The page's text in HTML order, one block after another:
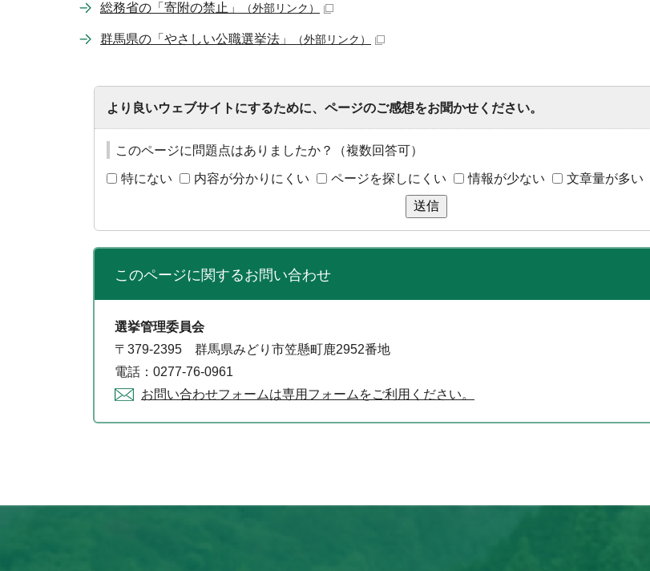
総務省の「寄附の禁止」 （外部リンク）
群馬県の「やさしい公職選挙法」 （外部リンク）
より良いウェブサイトにするために、ページのご感想をお聞かせください。
このページに問題点はありましたか？（複数回答可）
特にない 内容が分かりにくい ページを探しにくい 情報が少ない
文章量が多い
送信
このページに関するお問い合わせ
選挙管理委員会
〒379-2395 群馬県みどり市笠懸町鹿2952番地
電話：0277-76-0961
お問い合わせフォームは専用フォームをご利用ください。